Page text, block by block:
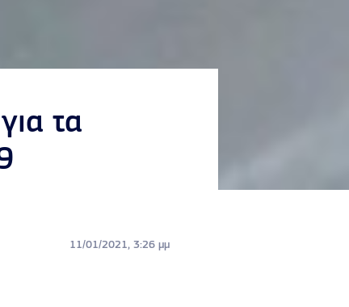
τα
11/01/2021, 3:26 μμ